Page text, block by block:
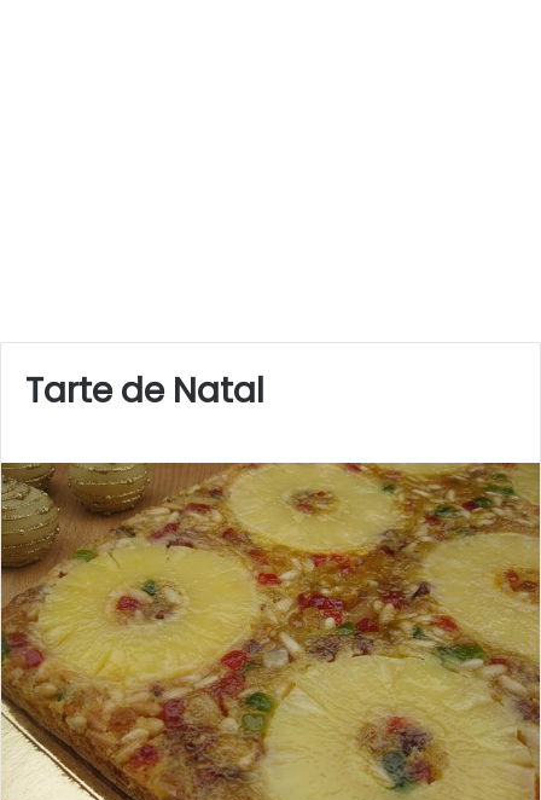
Tarte de Natal